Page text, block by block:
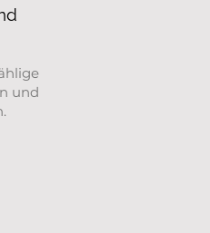
und